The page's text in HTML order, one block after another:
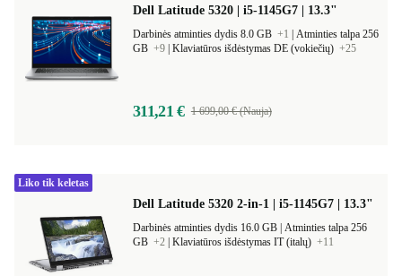
Dell Latitude 5320 | i5-1145G7 | 13.3"
Darbinės atminties dydis 8.0 GB +1
Atminties talpa 256
GB +9 Klaviatūros išdėstymas DE (vokiečių) +25
311,21 € 1 699,00 € (Nauja)
Dell Latitude 5320 2-in-1 | i5-1145G7 | 13.3"
Atminties talpa 256
GB +2 Klaviatūros išdėstymas IT (italų) +11
Liko tik keletas